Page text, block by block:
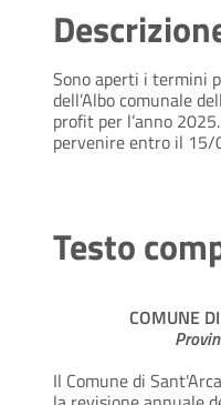
Sono aperti i termini
dell’Albo comunale
profit per l’anno
pervenire entro il
Testo
COMUNE
Il Comune di